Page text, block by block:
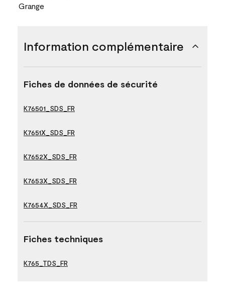
Grange
Information complémentaire
Fiches de données de sécurité
K76501_SDS_FR
K7651X_SDS_FR
K7652X_SDS_FR
K7653X_SDS_FR
K7654X_SDS_FR
Fiches techniques
K765_TDS_FR